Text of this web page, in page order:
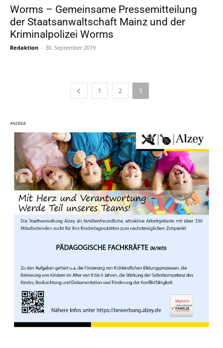
Worms – Gemeinsame Pressemitteilung
der Staatsanwaltschaft Mainz und der
Kriminalpolizei Worms
Redaktion - 30. September 2019
1 2 3
ANZEIGE